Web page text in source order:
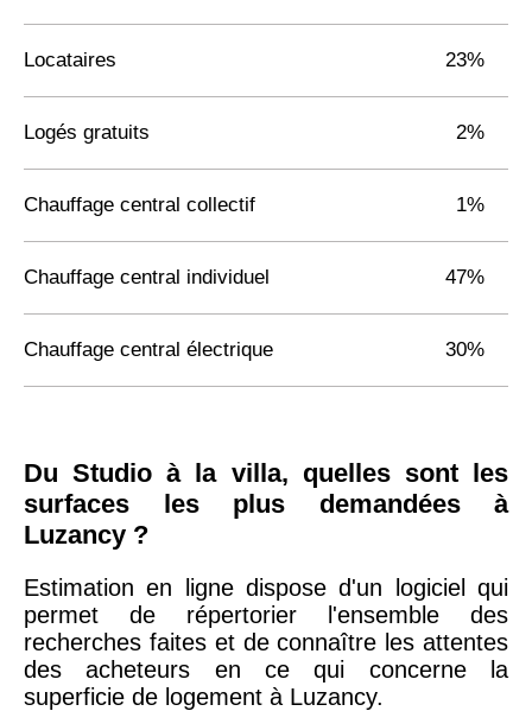
Locataires 23%
Logés gratuits 2%
Chauffage central collectif 1%
Chauffage central individuel 47%
Chauffage central électrique 30%
Du Studio à la villa, quelles sont les
surfaces les plus demandées à
Luzancy ?
Estimation en ligne dispose d'un logiciel qui
permet de répertorier l'ensemble des
recherches faites et de connaître les attentes
des acheteurs en ce qui concerne la
superficie de logement à Luzancy.